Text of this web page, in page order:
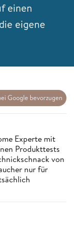
einen
eigene
Google bevorzugen
Experte mit
Produkttests
von
nur für